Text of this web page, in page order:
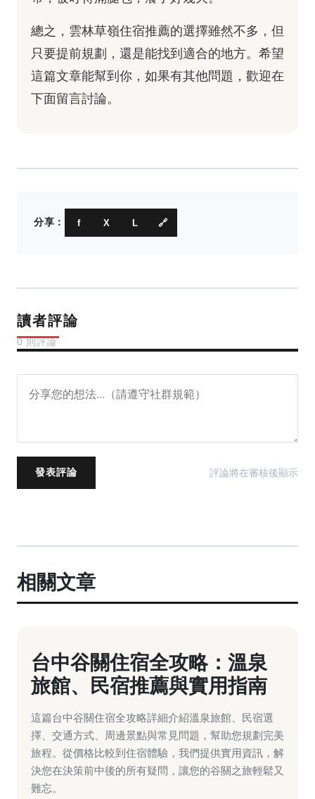
總之，雲林草嶺住宿推薦的選擇雖然不多，但
只要提前規劃，還是能找到適合的地方。希望
這篇文章能幫到你，如果有其他問題，歡迎在
下面留言討論。
分享： f X L 🔗
讀者評論
0 則評論
發表評論 評論將在審核後顯示
相關文章
台中谷關住宿全攻略：溫泉
旅館、民宿推薦與實用指南
這篇台中谷關住宿全攻略詳細介紹溫泉旅館、民宿選
擇、交通方式、周邊景點與常見問題，幫助您規劃完美
旅程。從價格比較到住宿體驗，我們提供實用資訊，解
決您在決策前中後的所有疑問，讓您的谷關之旅輕鬆又
難忘。